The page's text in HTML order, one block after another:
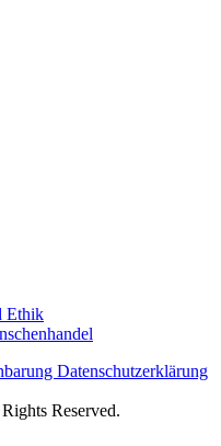
Ethik
Datenschutzerklärung
Reserved.